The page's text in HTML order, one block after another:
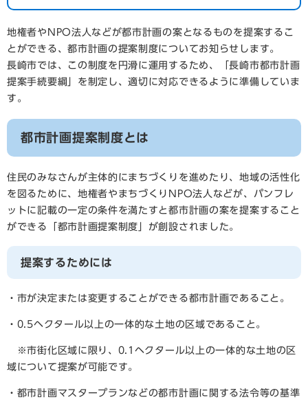
地権者やNPO法人などが都市計画の案となるものを提案するこ
とができる、都市計画の提案制度についてお知らせします。
長崎市では、この制度を円滑に運用するため、「長崎市都市計画
提案手続要綱」を制定し、適切に対応できるように準備していま
す。
都市計画提案制度とは
住民のみなさんが主体的にまちづくりを進めたり、地域の活性化
を図るために、地権者やまちづくりNPO法人などが、パンフレ
ットに記載の一定の条件を満たすと都市計画の案を提案すること
ができる「都市計画提案制度」が創設されました。
提案するためには
・市が決定または変更することができる都市計画であること。
・0.5ヘクタール以上の一体的な土地の区域であること。
※市街化区域に限り、0.1ヘクタール以上の一体的な土地の区
域について提案が可能です。
・都市計画マスタープランなどの都市計画に関する法令等の基準